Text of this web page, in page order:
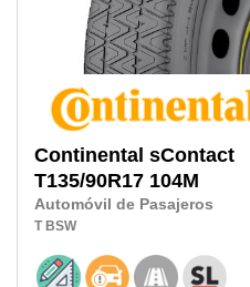
Continental sContact
T135/90R17 104M
Automóvil de Pasajeros
T BSW